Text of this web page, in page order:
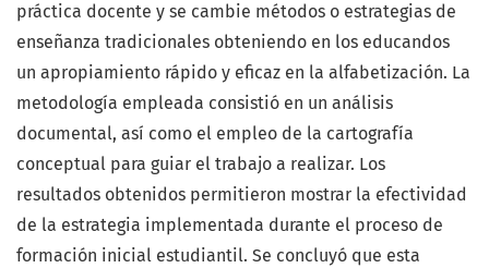
práctica docente y se cambie métodos o estrategias de
enseñanza tradicionales obteniendo en los educandos
un apropiamiento rápido y eficaz en la alfabetización. La
metodología empleada consistió en un análisis
documental, así como el empleo de la cartografía
conceptual para guiar el trabajo a realizar. Los
resultados obtenidos permitieron mostrar la efectividad
de la estrategia implementada durante el proceso de
formación inicial estudiantil. Se concluyó que esta